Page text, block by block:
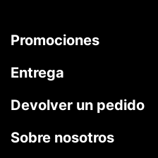
Promociones
Entrega
Devolver un pedido
Sobre nosotros